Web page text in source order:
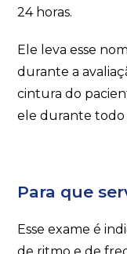
24 horas.
Ele leva esse
durante a
cintura do
ele durante todo
Para que
Esse exame é